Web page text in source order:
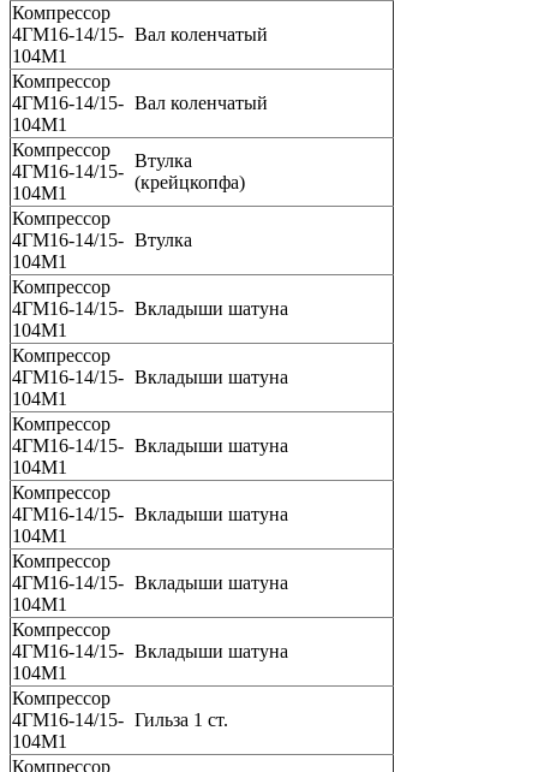
Компрессор
4ГМ16-14/15-
104М1
Вал коленчатый
Компрессор
4ГМ16-14/15-
104М1
Вал коленчатый
Компрессор
4ГМ16-14/15-
104М1
Втулка
(крейцкопфа)
Компрессор
4ГМ16-14/15-
104М1
Втулка
Компрессор
4ГМ16-14/15-
104М1
Вкладыши шатуна
Компрессор
4ГМ16-14/15-
104М1
Вкладыши шатуна
Компрессор
4ГМ16-14/15-
104М1
Вкладыши шатуна
Компрессор
4ГМ16-14/15-
104М1
Вкладыши шатуна
Компрессор
4ГМ16-14/15-
104М1
Вкладыши шатуна
Компрессор
4ГМ16-14/15-
104М1
Вкладыши шатуна
Компрессор
4ГМ16-14/15-
104М1
Гильза 1 ст.
Компрессор